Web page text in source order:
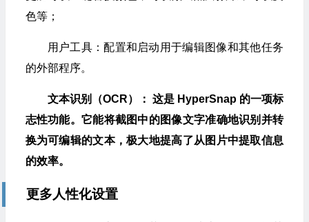
色等；
用户工具：配置和启动用于编辑图像和其他任务
的外部程序。
文本识别（OCR）： 这是 HyperSnap 的一项标
志性功能。它能将截图中的图像文字准确地识别并转
换为可编辑的文本，极大地提高了从图片中提取信息
的效率。
更多人性化设置